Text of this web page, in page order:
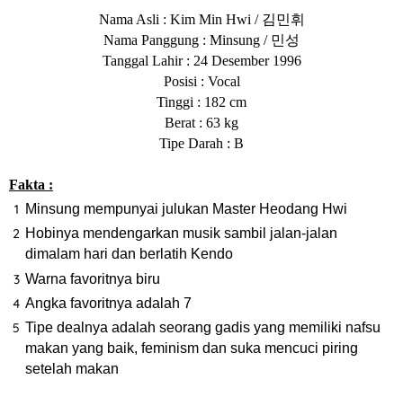
Nama Asli : Kim Min Hwi / 김민휘
Nama Panggung : Minsung / 민성
Tanggal Lahir : 24 Desember 1996
Posisi : Vocal
Tinggi : 182 cm
Berat : 63 kg
Tipe Darah : B
Fakta :
Minsung mempunyai julukan Master Heodang Hwi
Hobinya mendengarkan musik sambil jalan-jalan
dimalam hari dan berlatih Kendo
Warna favoritnya biru
Angka favoritnya adalah 7
Tipe dealnya adalah seorang gadis yang memiliki nafsu
makan yang baik, feminism dan suka mencuci piring
setelah makan